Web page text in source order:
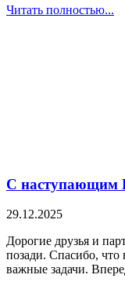
Читать полностью...
С наступающим
29.12.2025
Дорогие друзья и
позади. Спасибо, что
важные задачи.